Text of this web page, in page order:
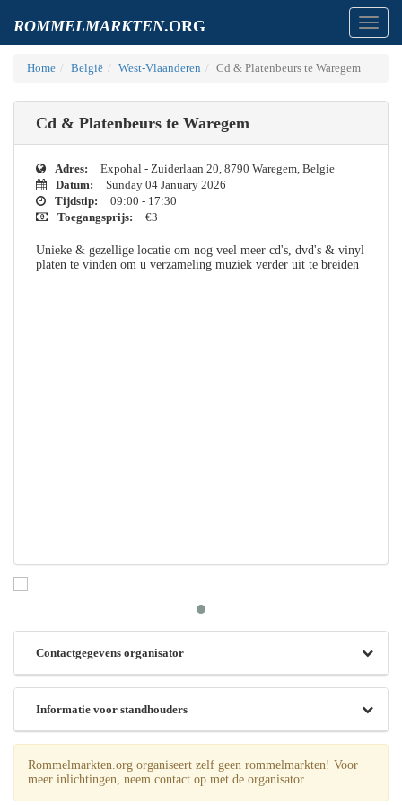
ROMMELMARKTEN.ORG
Home België West-Vlaanderen Cd & Platenbeurs te Waregem
Cd & Platenbeurs te Waregem
Adres:
Expohal - Zuiderlaan 20, 8790 Waregem, Belgie
Datum:
Sunday 04 January 2026
Tijdstip:
09:00 - 17:30
Toegangsprijs:
€3
Unieke & gezellige locatie om nog veel meer cd's, dvd's & vinyl
platen te vinden om u verzameling muziek verder uit te breiden
Contactgegevens organisator
Informatie voor standhouders
Rommelmarkten.org organiseert zelf geen rommelmarkten! Voor
meer inlichtingen, neem contact op met de organisator.